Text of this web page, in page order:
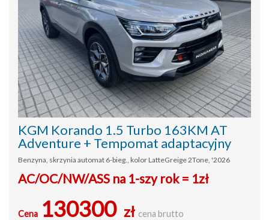
KGM Korando 1.5 Turbo 163KM AT
Adventure + Tempomat adaptacyjny
Benzyna, skrzynia automat 6-bieg., kolor LatteGreige 2Tone, '2026
AC/OC/NW/ASS na 1-szy rok = 1zł
Cena 130300 zł cena brutto